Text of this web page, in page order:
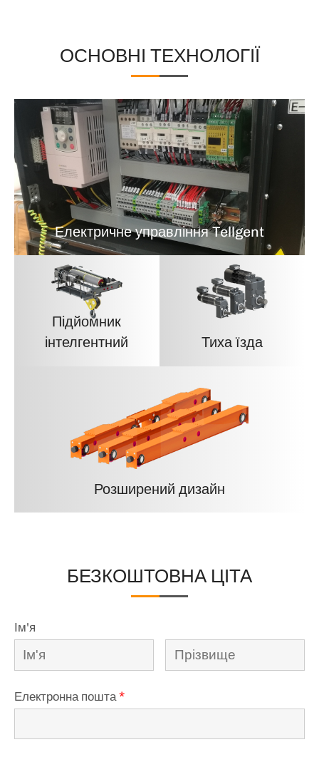
ОСНОВНІ ТЕХНОЛОГІЇ
Електричне управління Tellgent
Підйомник
інтелгентний
Тиха їзда
Розширений дизайн
БЕЗКОШТОВНА ЦІТА
Ім'я
Електронна пошта *